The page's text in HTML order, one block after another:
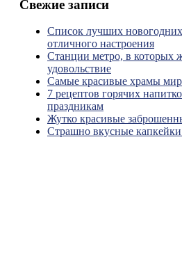
Свежие записи
Список лучших
отличного настроения
Станции метро, в которых
удовольствие
Самые красивые храмы
7 рецептов горячих
праздникам
Жутко красивые
Страшно вкусные